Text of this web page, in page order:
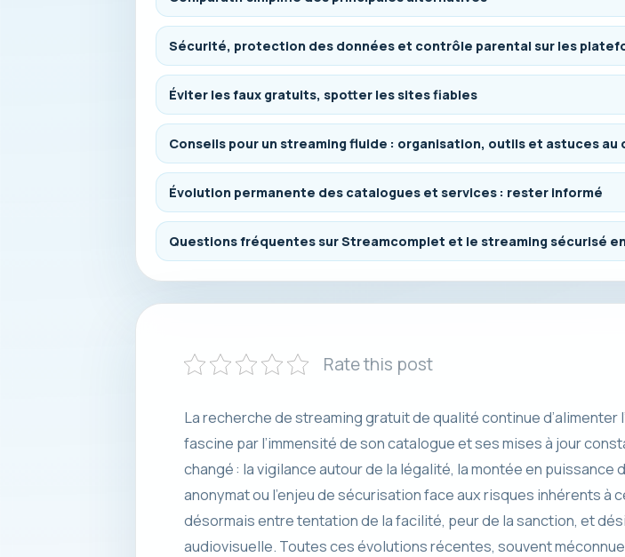
Sécurité, protection des données et contrôle parental sur les
Éviter les faux gratuits, spotter les sites fiables
Conseils pour un streaming fluide : organisation, outils et astuces au
Évolution permanente des catalogues et services : rester informé
Questions fréquentes sur Streamcomplet et le streaming sécurisé
Rate this post
La recherche de streaming gratuit de qualité continue
fascine par l’immensité de son catalogue et ses mises à jour
changé : la vigilance autour de la légalité, la montée en
anonymat ou l’enjeu de sécurisation face aux risques inhérents
désormais entre tentation de la facilité, peur de la sanction, et
audiovisuelle. Toutes ces évolutions récentes, souvent